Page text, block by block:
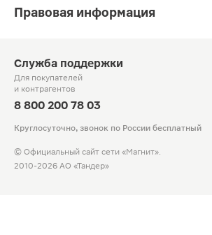
Правовая информация
Служба поддержки
Для покупателей
и контрагентов
8 800 200 78 03
Круглосуточно, звонок по России бесплатный
© Официальный сайт сети «Магнит».
2010-2026 АО «Тандер»